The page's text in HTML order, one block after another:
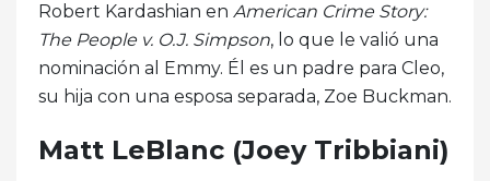
Robert Kardashian en American Crime Story:
The People v. O.J. Simpson, lo que le valió una
nominación al Emmy. Él es un padre para Cleo,
su hija con una esposa separada, Zoe Buckman.
Matt LeBlanc (Joey Tribbiani)